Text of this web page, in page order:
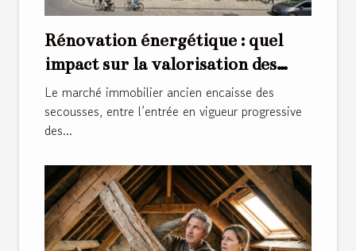
Rénovation énergétique : quel
impact sur la valorisation des
bâtiments anciens ?
Le marché immobilier ancien encaisse des
secousses, entre l’entrée en vigueur progressive
des...